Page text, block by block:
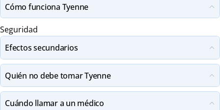
Cómo funciona Tyenne
Seguridad
Efectos secundarios
Quién no debe tomar Tyenne
Cuándo llamar a un médico